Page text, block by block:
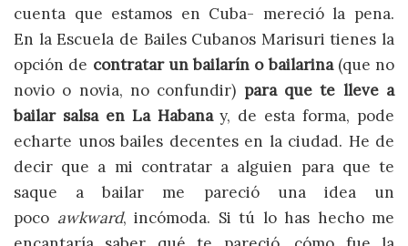
cuenta que estamos en Cuba- mereció la pena.
En la Escuela de Bailes Cubanos Marisuri tienes la
opción de contratar un bailarín o bailarina(que no
novio o novia, no confundir) para que te lleve a
bailar salsa en La Habanay, de esta forma, pode
echarte unos bailes decentes en la ciudad. He de
decir que a mi contratar a alguien para que te
saque a bailar me pareció una idea un
poco awkward, incómoda. Si tú lo has hecho me